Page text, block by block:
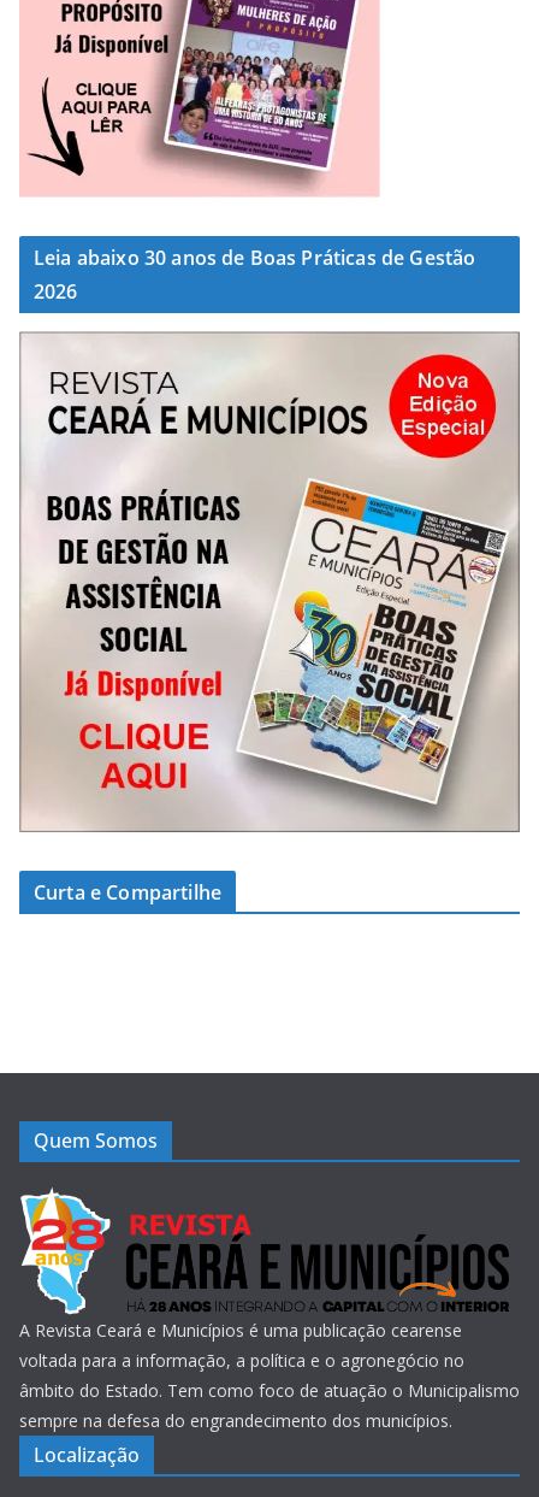
Leia abaixo 30 anos de Boas Práticas de Gestão
2026
Curta e Compartilhe
Quem Somos
A Revista Ceará e Municípios é uma publicação cearense
voltada para a informação, a política e o agronegócio no
âmbito do Estado. Tem como foco de atuação o Municipalismo
sempre na defesa do engrandecimento dos municípios.
Localização